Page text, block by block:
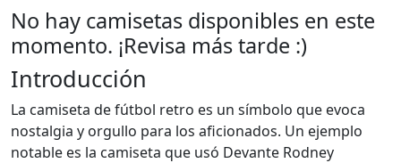
No hay camisetas disponibles en este
momento. ¡Revisa más tarde :)
Introducción
La camiseta de fútbol retro es un símbolo que evoca
nostalgia y orgullo para los aficionados. Un ejemplo
notable es la camiseta que usó Devante Rodney